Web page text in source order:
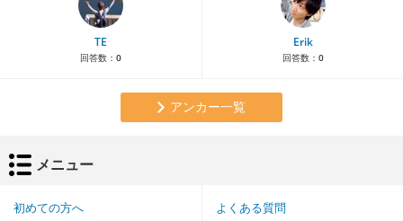
TE
回答数： 0
Erik
回答数： 0
アンカー一覧
メニュー
初めての方へ よくある質問